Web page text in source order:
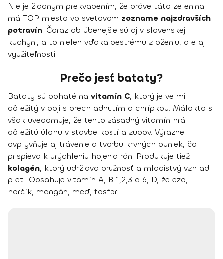
Nie je žiadnym prekvapením, že práve táto zelenina
má TOP miesto vo svetovom zozname najzdravších
potravín. Čoraz obľúbenejšie sú aj v slovenskej
kuchyni, a to nielen vďaka pestrému zloženiu, ale aj
využiteľnosti.
Prečo jesť bataty?
Bataty sú bohaté na vitamín C, ktorý je veľmi
dôležitý v boji s prechladnutím a chrípkou. Málokto si
však uvedomuje, že tento zásadný vitamín hrá
dôležitú úlohu v stavbe kostí a zubov. Výrazne
ovplyvňuje aj trávenie a tvorbu krvných buniek, čo
prispieva k urýchleniu hojenia rán. Produkuje tiež
kolagén, ktorý udržiava pružnosť a mladistvý vzhľad
pleti. Obsahuje vitamín A, B 1,2,3 a 6, D, železo,
horčík, mangán, meď, fosfor.